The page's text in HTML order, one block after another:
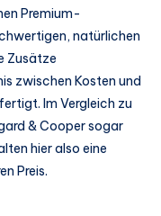
Premium-
natürlichen
Zusätze
zwischen Kosten und
Im Vergleich zu
& Cooper sogar
hier also eine
Preis.